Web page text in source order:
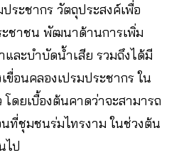
ะชากร วัตถุประสงค์เพื่อ
ชาชน พัฒนาด้านการเพิ่ม
ละบำบัดน้ำเสีย รวมถึงได้มี
ขื่อนคลองเปรมประชากร ใน
ดยเบื้องต้นคาดว่าจะสามารถ
นที่ชุมชนร่มไทรงาม ในช่วงต้น
ไป